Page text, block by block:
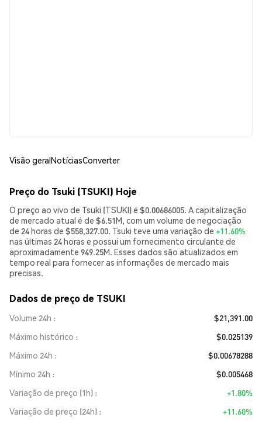
Visão geralNotíciasConverter
Preço do Tsuki (TSUKI) Hoje
O preço ao vivo de Tsuki (TSUKI) é $0.00686005. A capitalização
de mercado atual é de $6.51M, com um volume de negociação
de 24 horas de $558,327.00. Tsuki teve uma variação de +11.60%
nas últimas 24 horas e possui um fornecimento circulante de
aproximadamente 949.25M. Esses dados são atualizados em
tempo real para fornecer as informações de mercado mais
precisas.
Dados de preço de TSUKI
Volume 24h
$21,391.00
Máximo histórico
$0.025139
Máximo 24h
$0.00678288
Mínimo 24h
$0.005468
Variação de preço (1h)
+1.80%
Variação de preço (24h)
+11.60%